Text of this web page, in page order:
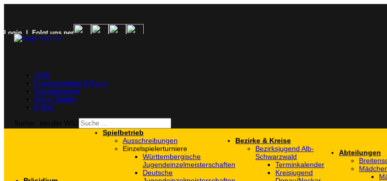
Login | Folgt uns per
SVW
Ergebnisdienst & Portal
Schachjugend
Verein finden
E-Mail
Spielbetrieb
Ausschreibungen
Einzelspielerturniere
Württembergische
Jugendeinzelmeisterschaften
Deutsche
Bezirke & Kreise
Bezirksjugend Alb-
Schwarzwald
Terminkalender
Kreisjugend
Abteilungen